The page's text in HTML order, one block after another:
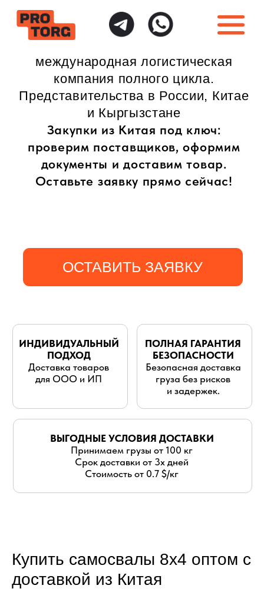
Представительства в России, Китае
и Кыргызстане
Закупки из Китая под ключ:
проверим поставщиков, оформим
документы и доставим товар.
Оставьте заявку прямо сейчас!
ОСТАВИТЬ ЗАЯВКУ
Срок доставки от 3х дней
Стоимость от 0.7 $/кг
Безопасная доставка
груза без рисков
Доставка товаров
для ООО и ИП
Купить самосвалы 8х4 оптом с
доставкой из Китая